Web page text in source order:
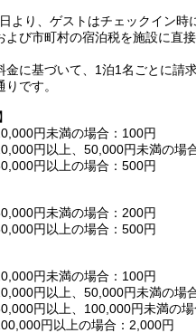
より、ゲストはチェックイン時
よび市町村の宿泊税を施設に直
金に基づいて、1泊1名ごとに請求
です。
円未満の場合：100円
円以上、50,000円未満の場
円以上の場合：500円
円未満の場合：200円
円以上の場合：500円
円未満の場合：100円
円以上、50,000円未満の場
円以上、100,000円未満の
円以上の場合：2,000円